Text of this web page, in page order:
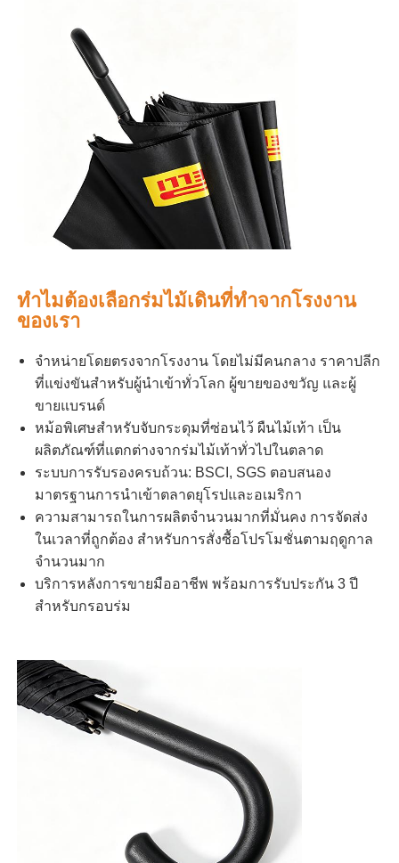
ทําไมต้องเลือกร่มไม้เดินที่ทําจากโรงงาน
ของเรา
จําหน่ายโดยตรงจากโรงงาน โดยไม่มีคนกลาง ราคาปลีก
ที่แข่งขันสําหรับผู้นําเข้าทั่วโลก ผู้ขายของขวัญ และผู้
ขายแบรนด์
หม้อพิเศษสําหรับจับกระดุมที่ซ่อนไว้ ผืนไม้เท้า เป็น
ผลิตภัณฑ์ที่แตกต่างจากร่มไม้เท้าทั่วไปในตลาด
ระบบการรับรองครบถ้วน: BSCI, SGS ตอบสนอง
มาตรฐานการนําเข้าตลาดยุโรปและอเมริกา
ความสามารถในการผลิตจํานวนมากที่มั่นคง การจัดส่ง
ในเวลาที่ถูกต้อง สําหรับการสั่งซื้อโปรโมชั่นตามฤดูกาล
จํานวนมาก
บริการหลังการขายมืออาชีพ พร้อมการรับประกัน 3 ปี
สําหรับกรอบร่ม